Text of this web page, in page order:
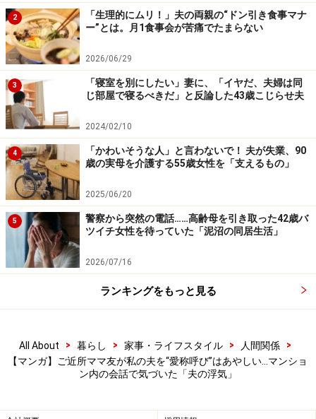
2
「生理的にムリ！」夫の両親の“ドン引き食事マナ
ー”とは。月1食事会が苦痛でたまらない
2026/06/29
3
「寝室を別にしたい」妻に、「イヤだ、夫婦は同
じ部屋で寝るべきだ」と反論した43歳こじらせ夫
2024/02/10
4
「かわいそうな人」と言わないで！ 夫が失業、90
歳の実母を介護する55歳女性を「支えるもの」
2025/06/20
5
警察から突然の電話……高齢母を引き取った42歳バ
ツイチ女性を待っていた「泥沼の同居生活」
2026/07/16
ランキングをもっと見る
All About > 暮らし > 家事・ライフスタイル > 人間関係
>
【マンガ】ご近所ママ友が私の夫を“愛称呼び”はあやしい…マンショ
ン内の会話で気づいた「夫の浮気」